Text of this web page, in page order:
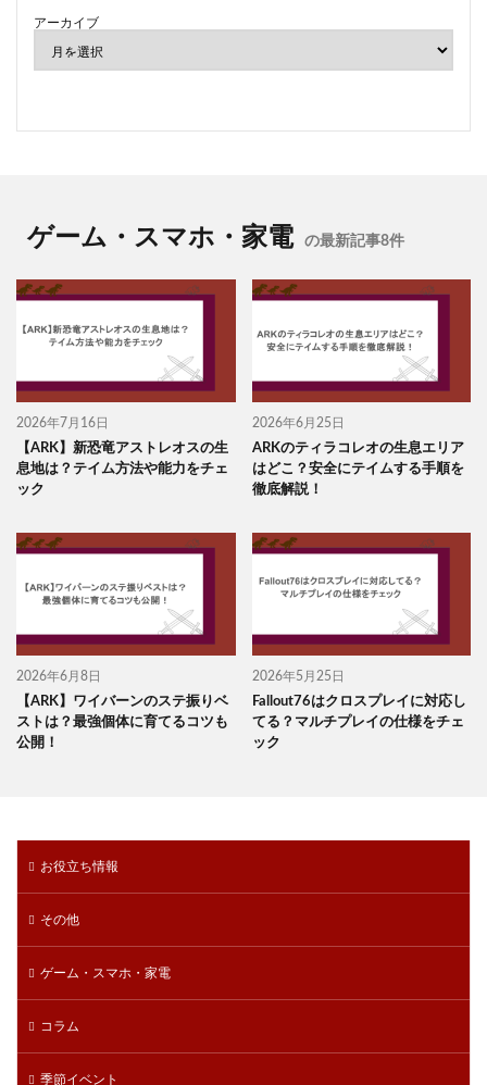
アーカイブ
ゲーム・スマホ・家電 の最新記事8件
2026年7月16日
【ARK】新恐竜アストレオスの生
息地は？テイム方法や能力をチェ
ック
2026年6月25日
ARKのティラコレオの生息エリア
はどこ？安全にテイムする手順を
徹底解説！
2026年6月8日
【ARK】ワイバーンのステ振りベ
ストは？最強個体に育てるコツも
公開！
2026年5月25日
Fallout76はクロスプレイに対応し
てる？マルチプレイの仕様をチェ
ック
お役立ち情報
その他
ゲーム・スマホ・家電
コラム
季節イベント